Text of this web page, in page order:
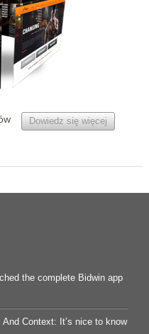
Dowiedz się więcej
the complete Bidwin app
Context: It’s nice to know